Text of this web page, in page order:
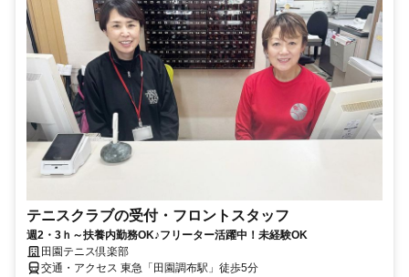
テニスクラブの受付・フロントスタッフ
週2・3ｈ～扶養内勤務OK♪フリーター活躍中！未経験OK
田園テニス倶楽部
交通・アクセス 東急「田園調布駅」徒歩5分